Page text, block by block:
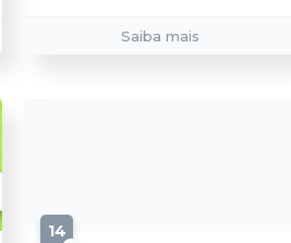
Saiba mais
14